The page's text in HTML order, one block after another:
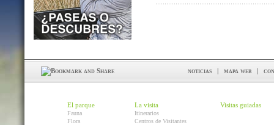
noticias | mapa web |
El parque
Fauna
Flora
La visita
Itinerarios
Centros de Visitantes
Visitas guiadas